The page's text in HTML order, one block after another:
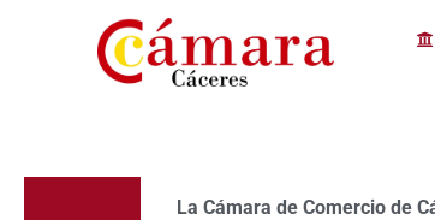
La Cámara de Comercio de
La Cámara de Comercio de